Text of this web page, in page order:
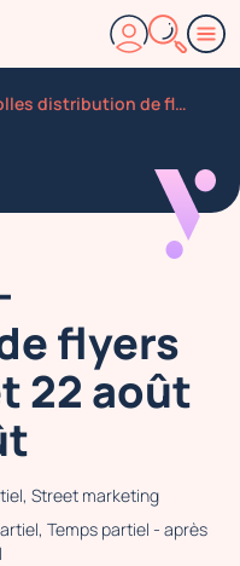
Echirolles distribution de flyers nocibe 21 et 22 aout
flyers
22 août
Street marketing
Temps partiel - après